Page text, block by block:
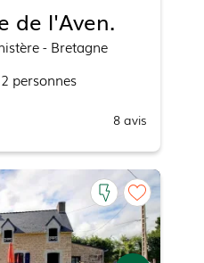
de l'Aven.
- Bretagne
2 personnes
8 avis